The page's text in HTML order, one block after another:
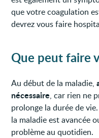
que votre coagulation
devrez vous faire
Que peut faire
Au début de la maladie,
nécessaire, car rien ne
prolonge la durée de
la maladie est avancée
problème au quotidien.